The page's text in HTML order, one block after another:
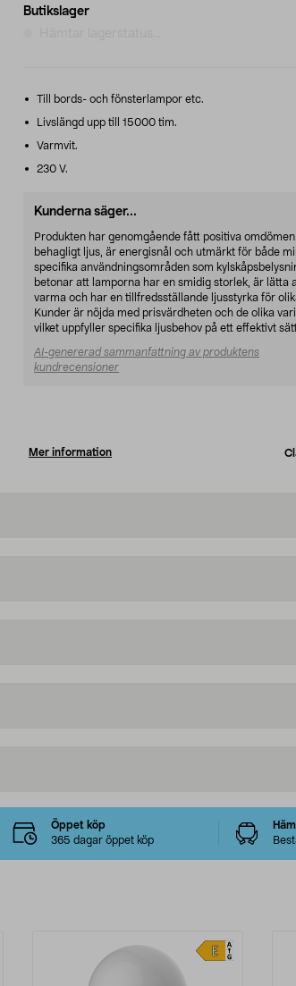
Butikslager
Till bords- och fönsterlampor etc.
Livslängd upp till 15000 tim.
Varmvit.
230 V.
Kunderna säger...
Produkten har genomgående fått positiva
behagligt ljus, är energisnål och utmärkt för både
specifika användningsområden som
betonar att lamporna har en smidig storlek, är lätta
varma och har en tillfredsställande ljusstyrka för
Kunder är nöjda med prisvärdheten och de olika
vilket uppfyller specifika ljusbehov på ett effektivt
AI-genererad sammanfattning av produktens
kundrecensioner
Mer information
Öppet köp
365 dagar öppet köp